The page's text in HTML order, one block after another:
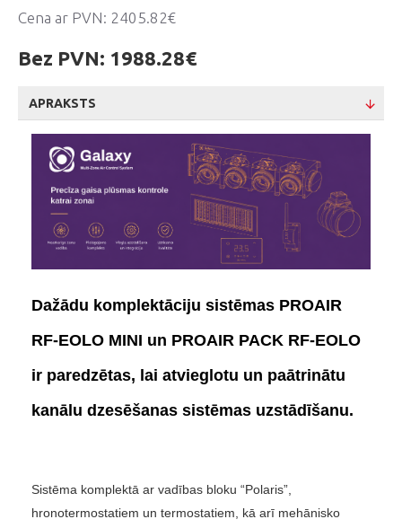
Cena ar PVN: 2405.82€
Bez PVN: 1988.28€
APRAKSTS
Dažādu komplektāciju sistēmas PROAIR
RF-EOLO MINI un PROAIR PACK RF-EOLO
ir paredzētas, lai atvieglotu un paātrinātu
kanālu dzesēšanas sistēmas uzstādīšanu.
Sistēma komplektā ar vadības bloku “Polaris”,
hronotermostatiem un termostatiem, kā arī mehānisko